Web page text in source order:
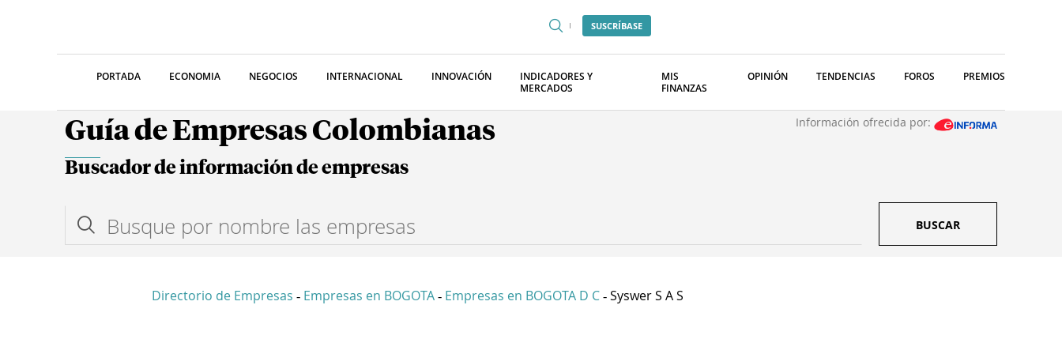
SUSCRÍBASE
PORTADA ECONOMIA NEGOCIOS INTERNACIONAL INNOVACIÓN
INDICADORES Y
MERCADOS
MIS
FINANZAS
OPINIÓN TENDENCIAS FOROS PREMIOS
Guía de Empresas Colombianas Información ofrecida por:
Buscador de información de empresas
BUSCAR
Directorio de Empresas - Empresas en BOGOTA - Empresas en BOGOTA D C - Syswer S A S